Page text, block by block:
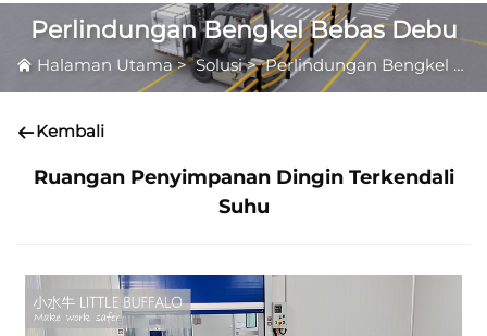
Perlindungan Bengkel Bebas Debu
Halaman Utama>Solusi>Perlindungan Bengkel Bebas Debu
Kembali
Ruangan Penyimpanan Dingin Terkendali
Suhu